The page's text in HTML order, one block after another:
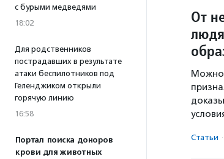
с бурыми медведями
18:02
Для родственников
пострадавших в результате
атаки беспилотников под
Геленджиком открыли
горячую линию
16:58
Портал поиска доноров
крови для животных
От
Можно
Статьи ·